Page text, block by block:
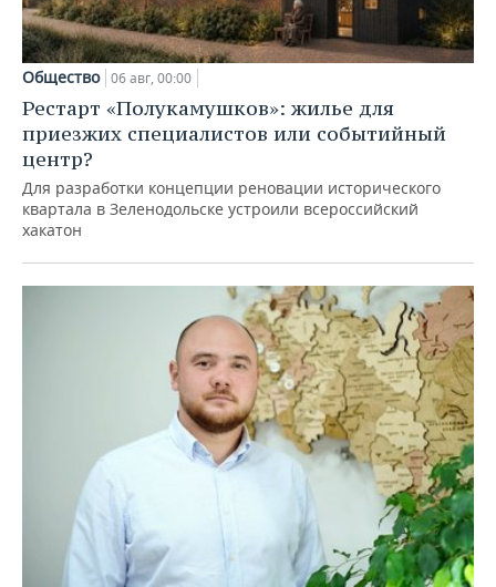
Общество 06 авг, 00:00
Рестарт «Полукамушков»: жилье для
приезжих специалистов или событийный
центр?
Для разработки концепции реновации исторического
квартала в Зеленодольске устроили всероссийский
хакатон